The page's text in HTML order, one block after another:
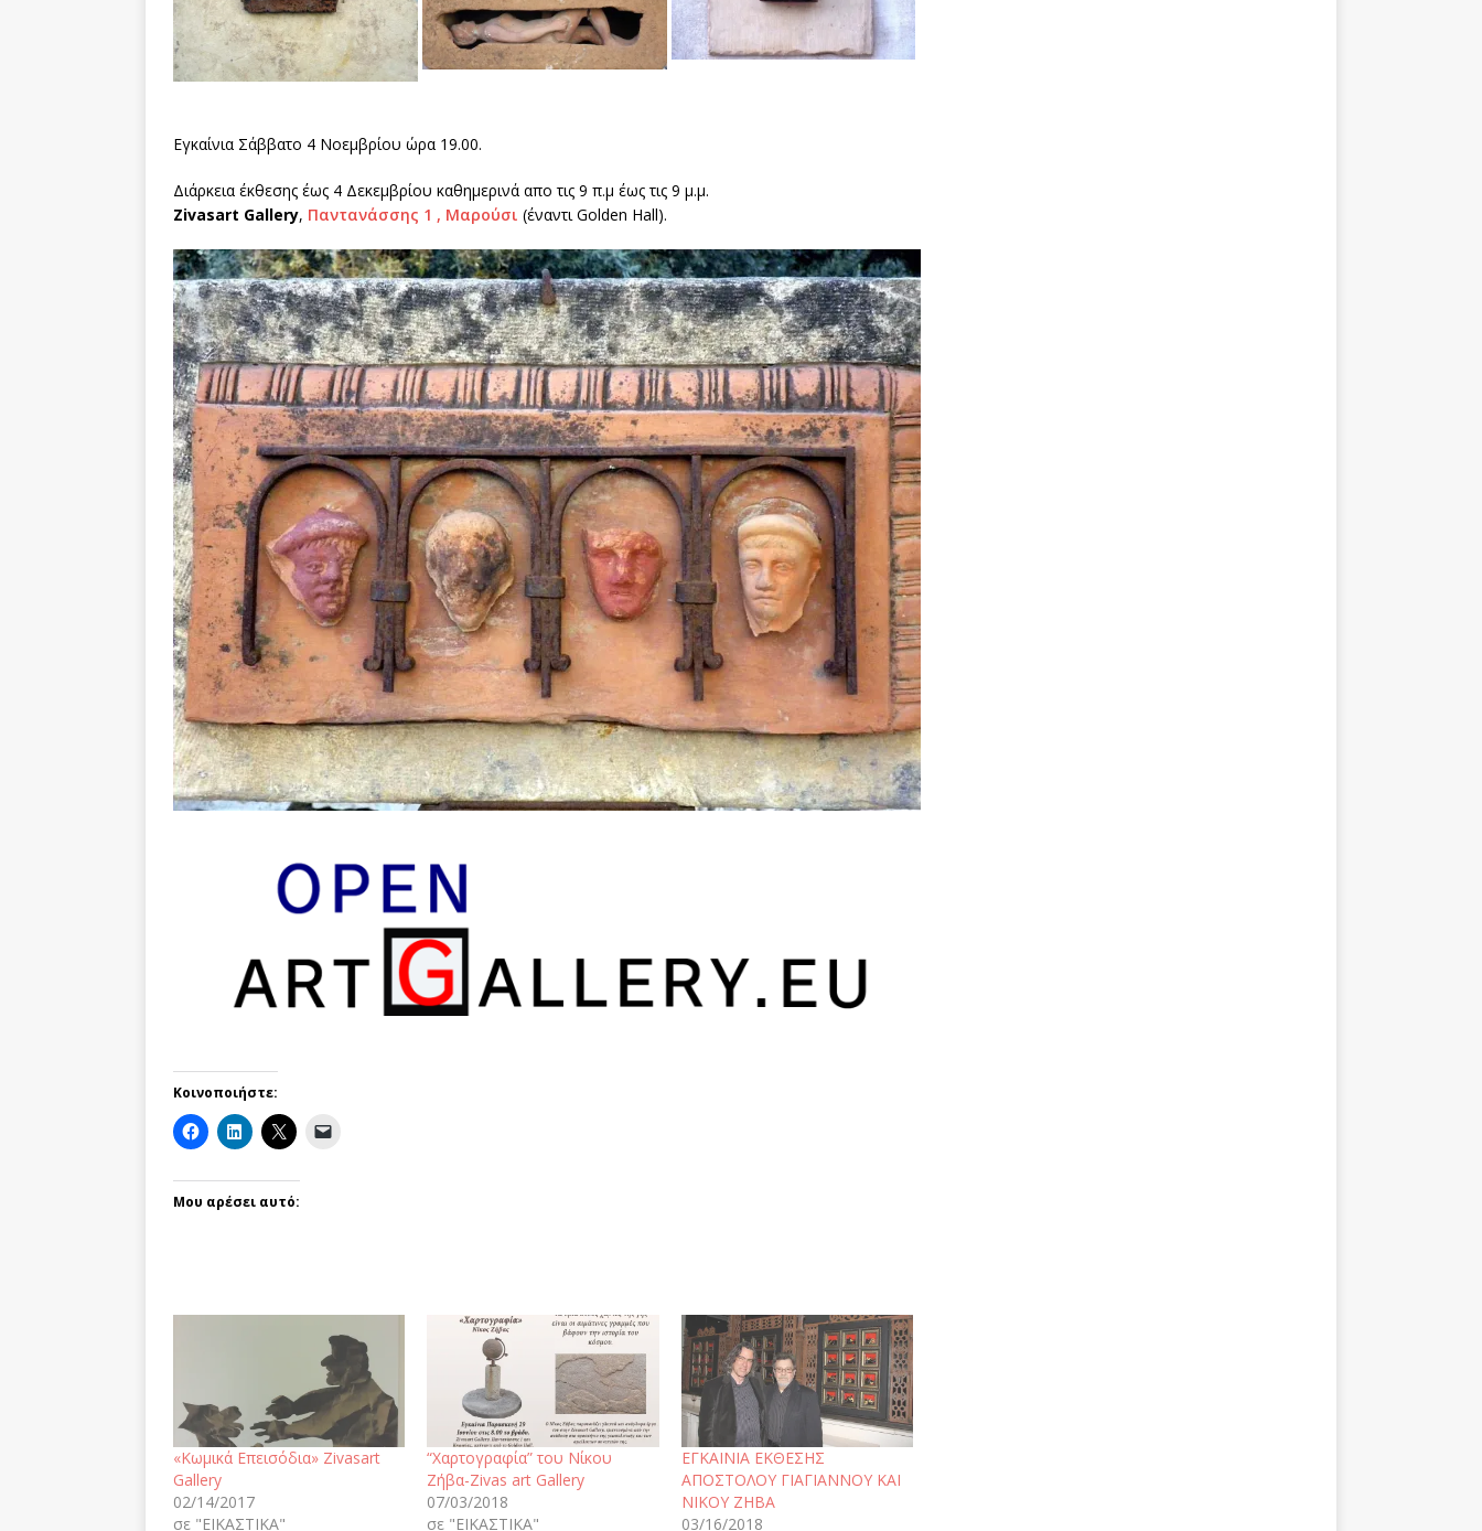
Εγκαίνια Σάββατο 4 Νοεμβρίου ώρα 19.00.
Διάρκεια έκθεσης έως 4 Δεκεμβρίου καθημερινά απο τις 9 π.μ έως τις 9 μ.μ.
Zivasart Gallery, Παντανάσσης 1 , Μαρούσι (έναντι Golden Hall).
Κοινοποιήστε:
Μου αρέσει αυτό:
«Κωμικά Επεισόδια» Zivasart
Gallery
02/14/2017
σε "ΕΙΚΑΣΤΙΚΑ"
“Χαρτογραφία” του Νίκου
Ζήβα-Zivas art Gallery
07/03/2018
σε "ΕΙΚΑΣΤΙΚΑ"
ΕΓΚΑΙΝΙΑ ΕΚΘΕΣΗΣ
ΑΠΟΣΤΟΛΟΥ ΓΙΑΓΙΑΝΝΟΥ ΚΑΙ
ΝΙΚΟΥ ΖΗΒΑ
03/16/2018